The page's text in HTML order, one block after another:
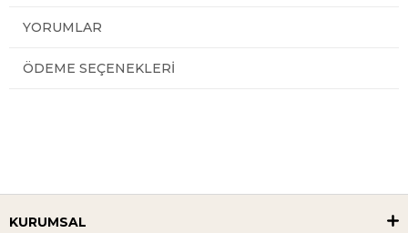
YORUMLAR
ÖDEME SEÇENEKLERI
KURUMSAL